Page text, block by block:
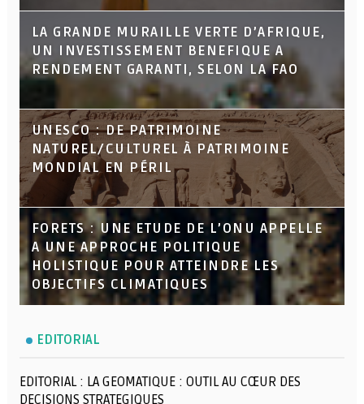
LA GRANDE MURAILLE VERTE D’AFRIQUE,
UN INVESTISSEMENT BENEFIQUE A
RENDEMENT GARANTI, SELON LA FAO
UNESCO : DE PATRIMOINE
NATUREL/CULTUREL À PATRIMOINE
MONDIAL EN PÉRIL
FORETS : UNE ETUDE DE L’ONU APPELLE
A UNE APPROCHE POLITIQUE
HOLISTIQUE POUR ATTEINDRE LES
OBJECTIFS CLIMATIQUES
EDITORIAL
EDITORIAL : LA GEOMATIQUE : OUTIL AU CŒUR DES
DECISIONS STRATEGIQUES